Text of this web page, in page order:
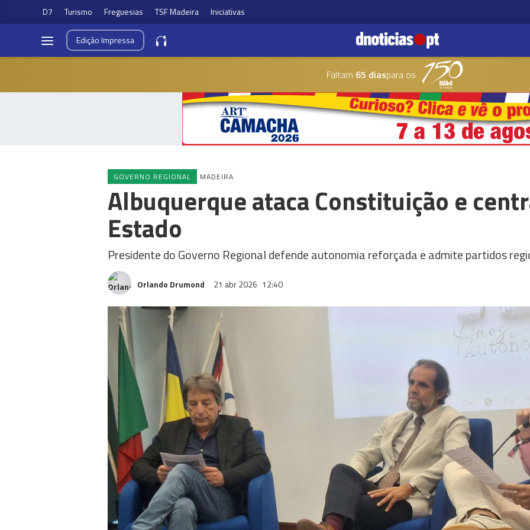
D7 Turismo Freguesias TSF Madeira Iniciativas
EdiçãoImpressa
Faltam 65 diaspara os
GOVERNO REGIONAL MADEIRA
Albuquerque ataca Constituição e
Estado
Presidente do Governo Regional defende autonomia reforçada e admite partidos
Orlando Drumond 21 abr 2026 12:40